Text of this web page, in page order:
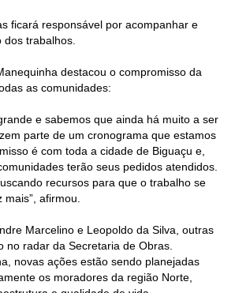
ficará responsável por acompanhar e
trabalhos.
destacou o compromisso da
as comunidades:
e sabemos que ainda há muito a ser
parte de um cronograma que estamos
é com toda a cidade de Biguaçu e,
terão seus pedidos atendidos.
recursos para que o trabalho se
afirmou.
Marcelino e Leopoldo da Silva, outras
no radar da Secretaria de Obras.
novas ações estão sendo planejadas
os moradores da região Norte,